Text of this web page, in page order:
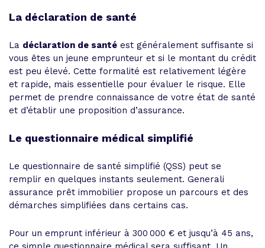
La déclaration de santé
La déclaration de santé est généralement suffisante si
vous êtes un jeune emprunteur et si le montant du crédit
est peu élevé. Cette formalité est relativement légère
et rapide, mais essentielle pour évaluer le risque. Elle
permet de prendre connaissance de votre état de santé
et d’établir une proposition d’assurance.
Le questionnaire médical simplifié
Le questionnaire de santé simplifié (QSS) peut se
remplir en quelques instants seulement. Generali
assurance prêt immobilier propose un parcours et des
démarches simplifiées dans certains cas.
Pour un emprunt inférieur à 300 000 € et jusqu’à 45 ans,